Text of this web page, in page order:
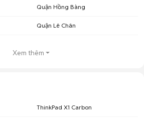
Quận Hồng Bàng
Quận Lê Chân
Xem thêm
ThinkPad X1 Carbon